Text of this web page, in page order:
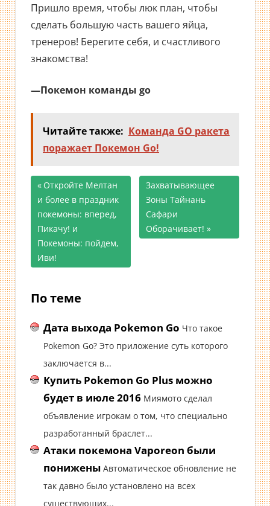
Пришло время, чтобы люк план, чтобы
сделать большую часть вашего яйца,
тренеров! Берегите себя, и счастливого
знакомства!
—Покемон команды go
Читайте также: Команда GO ракета
поражает Покемон Go!
Навигация
по
записям
Предыдущая
запись;
Откройте Мелтан
и более в праздник
покемоны: вперед,
Пикачу! и
Покемоны: пойдем,
Иви!
Следующая
запись:
Захватывающее
Зоны Тайнань
Сафари
Оборачивает!
По теме
Дата выхода Pokemon Go Что такое
Pokemon Go? Это приложение суть которого
заключается в...
Купить Pokemon Go Plus можно
будет в июле 2016 Миямото сделал
объявление игрокам о том, что специально
разработанный браслет...
Атаки покемона Vaporeon были
понижены Автоматическое обновление не
так давно было установлено на всех
существующих...